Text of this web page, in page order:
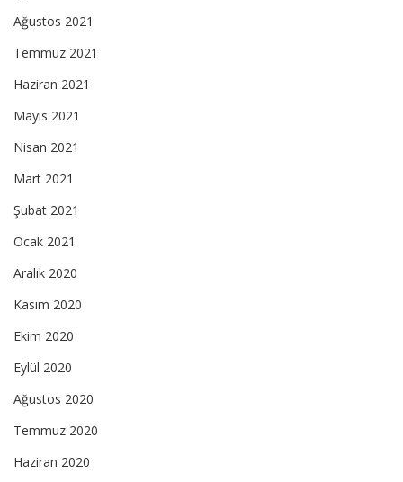
Ağustos 2021
Temmuz 2021
Haziran 2021
Mayıs 2021
Nisan 2021
Mart 2021
Şubat 2021
Ocak 2021
Aralık 2020
Kasım 2020
Ekim 2020
Eylül 2020
Ağustos 2020
Temmuz 2020
Haziran 2020